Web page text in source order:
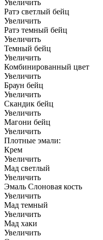
Увеличить
Ратэ светлый бейц
Увеличить
Ратэ темный бейц
Увеличить
Темный бейц
Увеличить
Комбинированный цвет
Увеличить
Браун бейц
Увеличить
Скандик бейц
Увеличить
Магони бейц
Увеличить
Плотные эмали:
Крем
Увеличить
Мад светлый
Увеличить
Эмаль Слоновая кость
Увеличить
Мад темный
Увеличить
Мад хаки
Увеличить